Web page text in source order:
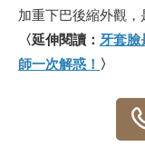
加重下巴後縮外觀，
〈延伸閱讀： 牙套
師一次解惑！ 〉